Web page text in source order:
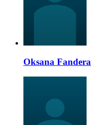
Oksana Fandera